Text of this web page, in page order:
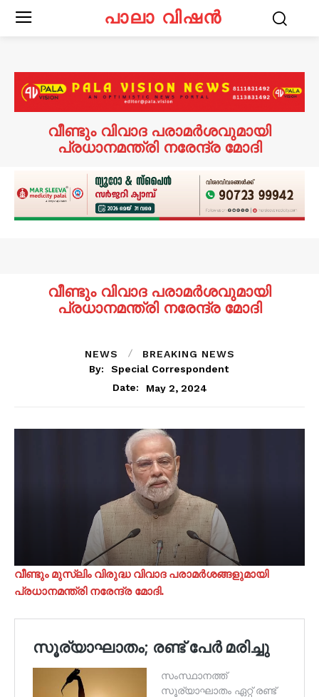
പാലാ വിഷൻ
വീണ്ടും വിവാദ പരാമർശവുമായി
പ്രധാനമന്ത്രി നരേന്ദ്ര മോദി
വീണ്ടും വിവാദ പരാമർശവുമായി
പ്രധാനമന്ത്രി നരേന്ദ്ര മോദി
NEWS
BREAKING NEWS
By:
Special Correspondent
Date:
May 2, 2024
വീണ്ടും മുസ്ലിം വിരുദ്ധ വിവാദ പരാമർശങ്ങളുമായി
പ്രധാനമന്ത്രി നരേന്ദ്ര മോദി.